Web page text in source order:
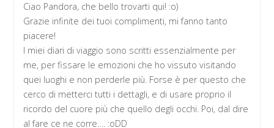
Ciao Pandora, che bello trovarti qui! :o)
Grazie infinite dei tuoi complimenti, mi fanno tanto
piacere!
I miei diari di viaggio sono scritti essenzialmente per
me, per fissare le emozioni che ho vissuto visitando
quei luoghi e non perderle più. Forse è per questo che
cerco di metterci tutti i dettagli, e di usare proprio il
ricordo del cuore più che quello degli occhi. Poi, dal dire
al fare ce ne corre…. :oDD